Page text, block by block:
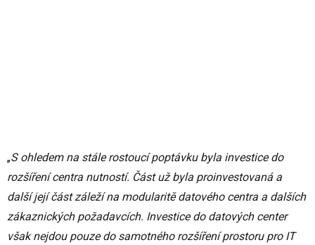
„S ohledem na stále rostoucí poptávku byla investice do
rozšíření centra nutností. Část už byla proinvestovaná a
další její část záleží na modularitě datového centra a dalších
zákaznických požadavcích. Investice do datových center
však nejdou pouze do samotného rozšíření prostoru pro IT